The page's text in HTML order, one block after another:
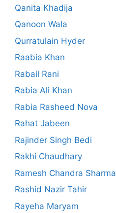
Qanita Khadija
Qanoon Wala
Qurratulain Hyder
Raabia Khan
Rabail Rani
Rabia Ali Khan
Rabia Rasheed Nova
Rahat Jabeen
Rajinder Singh Bedi
Rakhi Chaudhary
Ramesh Chandra Sharma
Rashid Nazir Tahir
Rayeha Maryam